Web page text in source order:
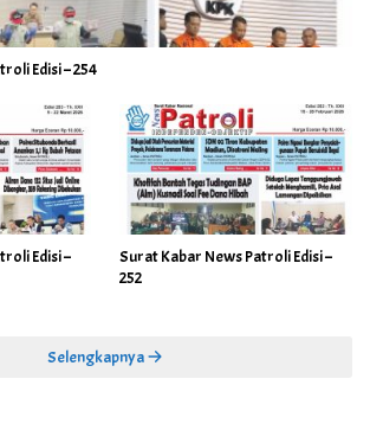
Edisi – 254
Edisi –
Surat Kabar News Patroli Edisi –
252
Selengkapnya